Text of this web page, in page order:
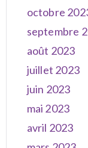
octobre
septembre
août 2023
juillet 2023
juin 2023
mai 2023
avril 2023